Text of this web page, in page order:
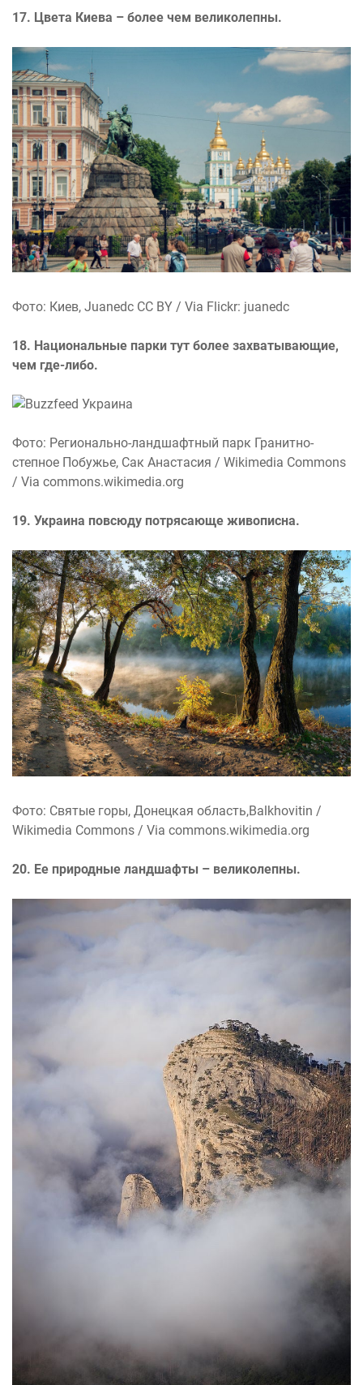
17. Цвета Киева – более чем великолепны.
Фото: Киев, Juanedc CC BY / Via Flickr: juanedc
18. Национальные парки тут более захватывающие,
чем где-либо.
Фото: Регионально-ландшафтный парк Гранитно-
степное Побужье, Сак Анастасия / Wikimedia Commons
/ Via commons.wikimedia.org
19. Украина повсюду потрясающе живописна.
Фото: Святые горы, Донецкая область,Balkhovitin /
Wikimedia Commons / Via commons.wikimedia.org
20. Ее природные ландшафты – великолепны.